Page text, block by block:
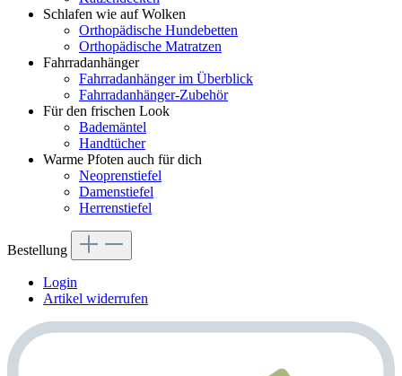
Schlafen wie auf Wolken
Orthopädische Hundebetten
Orthopädische Matratzen
Fahrradanhänger
Fahrradanhänger im Überblick
Fahrradanhänger-Zubehör
Für den frischen Look
Bademäntel
Handtücher
Warme Pfoten auch für dich
Neoprenstiefel
Damenstiefel
Herrenstiefel
Bestellung
Login
Artikel widerrufen